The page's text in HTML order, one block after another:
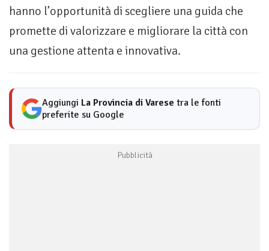
hanno l’opportunità di scegliere una guida che
promette di valorizzare e migliorare la città con
una gestione attenta e innovativa.
Aggiungi La Provincia di Varese tra le fonti
preferite su Google